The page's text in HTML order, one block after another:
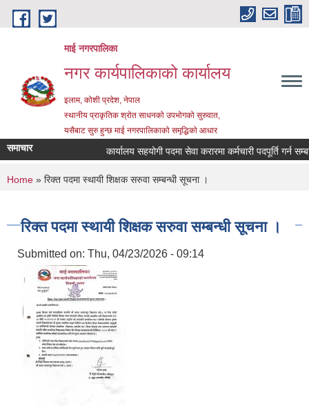
Skip to main content
माई नगरपालिका
नगर कार्यपालिकाको कार्यालय
इलाम, कोशी प्रदेश, नेपाल
स्थानीय प्राकृतिक श्रोत साधनको उपभोगको सुरुवात,
यसैबाट सुरु हुन्छ माई नगरपालिकाको समृद्धिको आधार
समाचार कार्यालय सहयोगी पदमा सेवा करारमा कर्मचारी पदपूर्ति गर्न
You are here
Home » रिक्त पदमा स्थायी शिक्षक सरुवा सम्बन्धी सूचना ।
रिक्त पदमा स्थायी शिक्षक सरुवा सम्बन्धी सूचना ।
Submitted on: Thu, 04/23/2026 - 09:14